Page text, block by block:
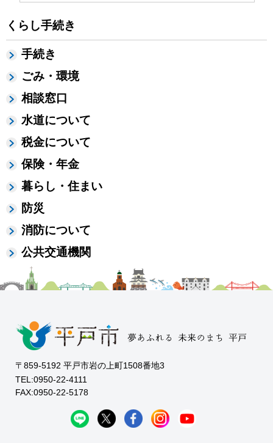
くらし手続き
手続き
ごみ・環境
相談窓口
水道について
税金について
保険・年金
暮らし・住まい
防災
消防について
公共交通機関
〒859-5192 平戸市岩の上町1508番地3
TEL:0950-22-4111
FAX:0950-22-5178